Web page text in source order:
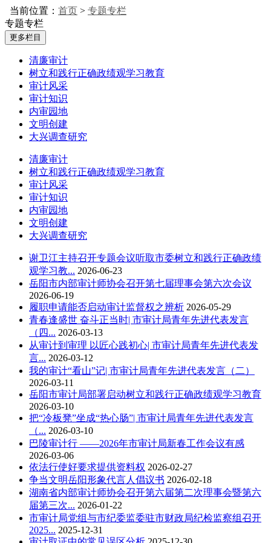
当前位置： 首页 > 专题专栏
专题专栏
更多栏目
清廉审计
树立和践行正确政绩观学习教育
审计风采
审计知识
内审园地
文明创建
大兴调查研究
清廉审计
树立和践行正确政绩观学习教育
审计风采
审计知识
内审园地
文明创建
大兴调查研究
谢卫江主持召开专题会议听取市委树立和践行正确政绩
观学习教... 2026-06-23
岳阳市内部审计师协会召开第七届理事会第六次会议
2026-06-19
履职申请能否启动审计监督权之辨析 2026-05-29
青春逢盛世 奋斗正当时| 市审计局青年先进代表发言
（四... 2026-03-13
从审计到审理 以匠心践初心| 市审计局青年先进代表发
言... 2026-03-12
我的审计“看山”记| 市审计局青年先进代表发言（二）
2026-03-11
岳阳市审计局部署启动树立和践行正确政绩观学习教育
2026-03-10
把“冷板凳”坐成“热心肠”| 市审计局青年先进代表发言
（... 2026-03-10
巴陵审计行 ——2026年市审计局新春工作会议有感
2026-03-06
依法行使好要求提供资料权 2026-02-27
争当文明岳阳形象代言人倡议书 2026-02-18
湖南省内部审计师协会召开第六届第二次理事会暨第六
届第三次... 2026-01-22
市审计局党组与市纪委监委驻市财政局纪检监察组召开
2025... 2025-12-31